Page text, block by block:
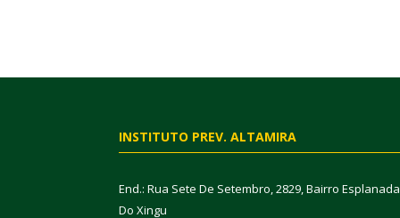
INSTITUTO PREV. ALTAMIRA
End.: Rua Sete De Setembro, 2829, Bairro Esplanada
Do Xingu